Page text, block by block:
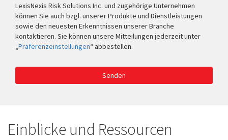
LexisNexis Risk Solutions Inc. und zugehörige Unternehmen
können Sie auch bzgl. unserer Produkte und Dienstleistungen
sowie den neuesten Erkenntnissen unserer Branche
kontaktieren. Sie können unsere Mitteilungen jederzeit unter
„Präferenzeinstellungen“ abbestellen.
Senden
Einblicke und Ressourcen